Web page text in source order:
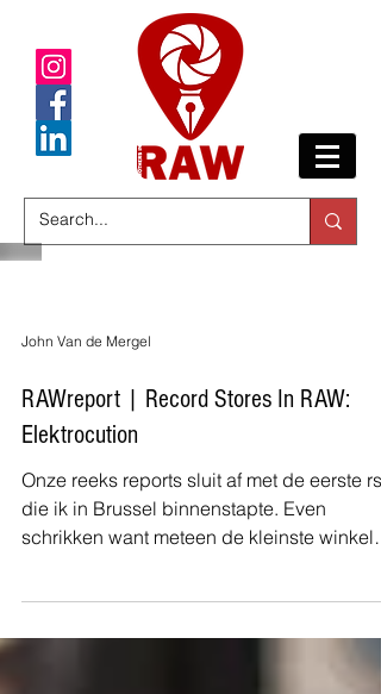
John Van de Mergel
RAWreport | Record Stores In RAW:
Elektrocution
Onze reeks reports sluit af met de eerste rs
die ik in Brussel binnenstapte. Even
schrikken want meteen de kleinste winkel